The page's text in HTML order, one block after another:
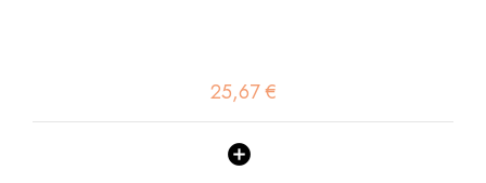
25,67 €